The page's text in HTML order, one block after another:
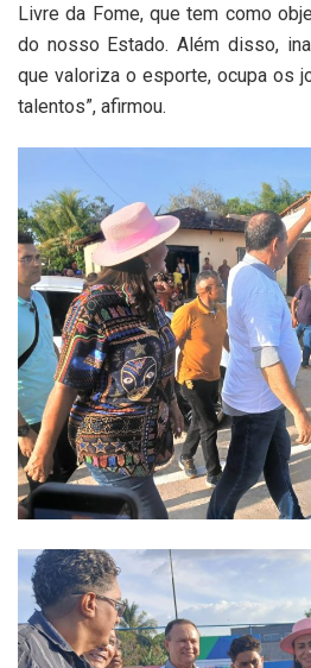
Livre da Fome, que tem como
do nosso Estado. Além disso,
que valoriza o esporte, ocupa os
talentos”, afirmou.